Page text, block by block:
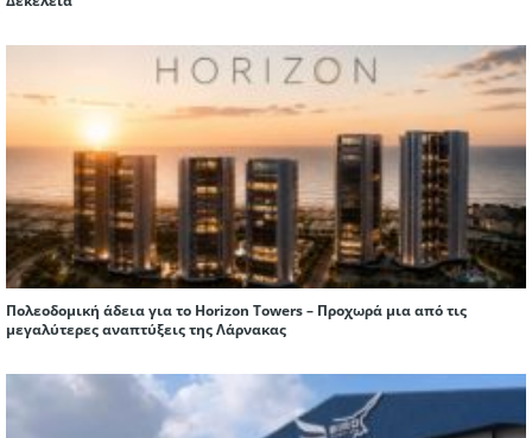
Πολεοδομική άδεια για το Horizon Towers – Προχωρά μια από τις
μεγαλύτερες αναπτύξεις της Λάρνακας